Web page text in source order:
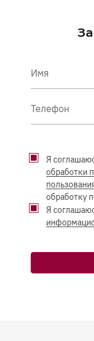
Имя
Телефон
Я
обработки
обработку
Я